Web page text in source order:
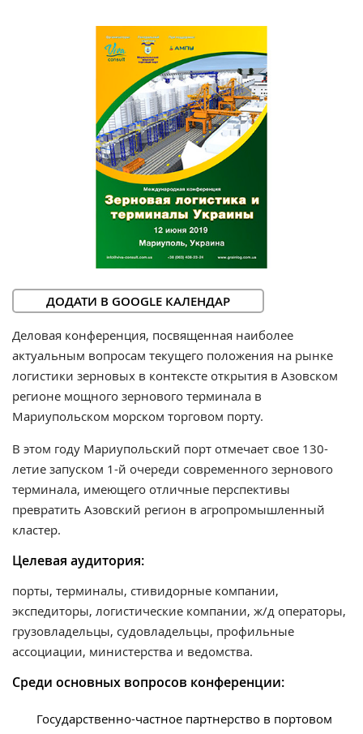
ДОДАТИ В GOOGLE КАЛЕНДАР
Деловая конференция, посвященная наиболее
актуальным вопросам текущего положения на рынке
логистики зерновых в контексте открытия в Азовском
регионе мощного зернового терминала в
Мариупольском морском торговом порту.
В этом году Мариупольский порт отмечает свое 130-
летие запуском 1-й очереди современного зернового
терминала, имеющего отличные перспективы
превратить Азовский регион в агропромышленный
кластер.
Целевая аудитория:
порты, терминалы, стивидорные компании,
экспедиторы, логистические компании, ж/д операторы,
грузовладельцы, судовладельцы, профильные
ассоциации, министерства и ведомства.
Среди основных вопросов конференции:
Государственно-частное партнерство в портовом